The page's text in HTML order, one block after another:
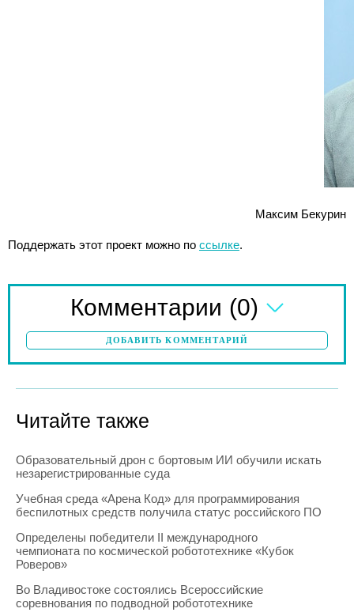
Максим Бекурин
Поддержать этот проект можно по ссылке.
Комментарии (0)
ДОБАВИТЬ КОММЕНТАРИЙ
Читайте также
Образовательный дрон с бортовым ИИ обучили искать
незарегистрированные суда
Учебная среда «Арена Код» для программирования
беспилотных средств получила статус российского ПО
Определены победители II международного
чемпионата по космической робототехнике «Кубок
Роверов»
Во Владивостоке состоялись Всероссийские
соревнования по подводной робототехнике